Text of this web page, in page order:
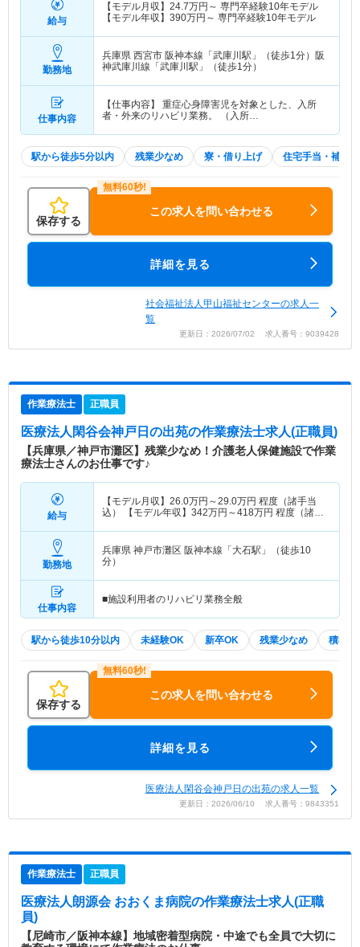
給与
【モデル月収】 24.7万円～ 専門卒経験10年モデル
【モデル年収】 390万円～ 専門卒経験10年モデル
勤務地
兵庫県 西宮市 阪神本線「武庫川駅」（徒歩1分）阪
神武庫川線「武庫川駅」（徒歩1分）
仕事内容
【仕事内容】 重症心身障害児を対象とした、入所
者・外来のリハビリ業務。 （入所…
駅から徒歩5分以内 残業少なめ 寮・借り上げ 住宅手当・補助
保存する
この求人を問い合わせる
詳細を見る
社会福祉法人甲山福祉センターの求人一
覧
更新日：2026/07/02 求人番号：9039428
作業療法士 正職員
医療法人閑谷会神戸日の出苑の作業療法士求人(正職員)
【兵庫県／神戸市灘区】残業少なめ！介護老人保健施設で作業
療法士さんのお仕事です♪
給与
【モデル月収】 26.0万円～29.0万円 程度（諸手当
込） 【モデル年収】 342万円～418万円 程度（諸手
勤務地
兵庫県 神戸市灘区 阪神本線「大石駅」（徒歩10
分）
仕事内容
■施設利用者のリハビリ業務全般
駅から徒歩10分以内 未経験OK 新卒OK 残業少なめ 積極採
保存する
この求人を問い合わせる
詳細を見る
医療法人閑谷会神戸日の出苑の求人一覧
更新日：2026/06/10 求人番号：9843351
作業療法士 正職員
医療法人朗源会 おおくま病院の作業療法士求人(正職
員)
【尼崎市／阪神本線】地域密着型病院・中途でも全員で大切に